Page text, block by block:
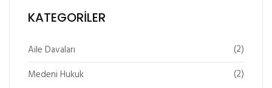
KATEGORILER
Aile Davaları
(2)
Medeni Hukuk
(2)